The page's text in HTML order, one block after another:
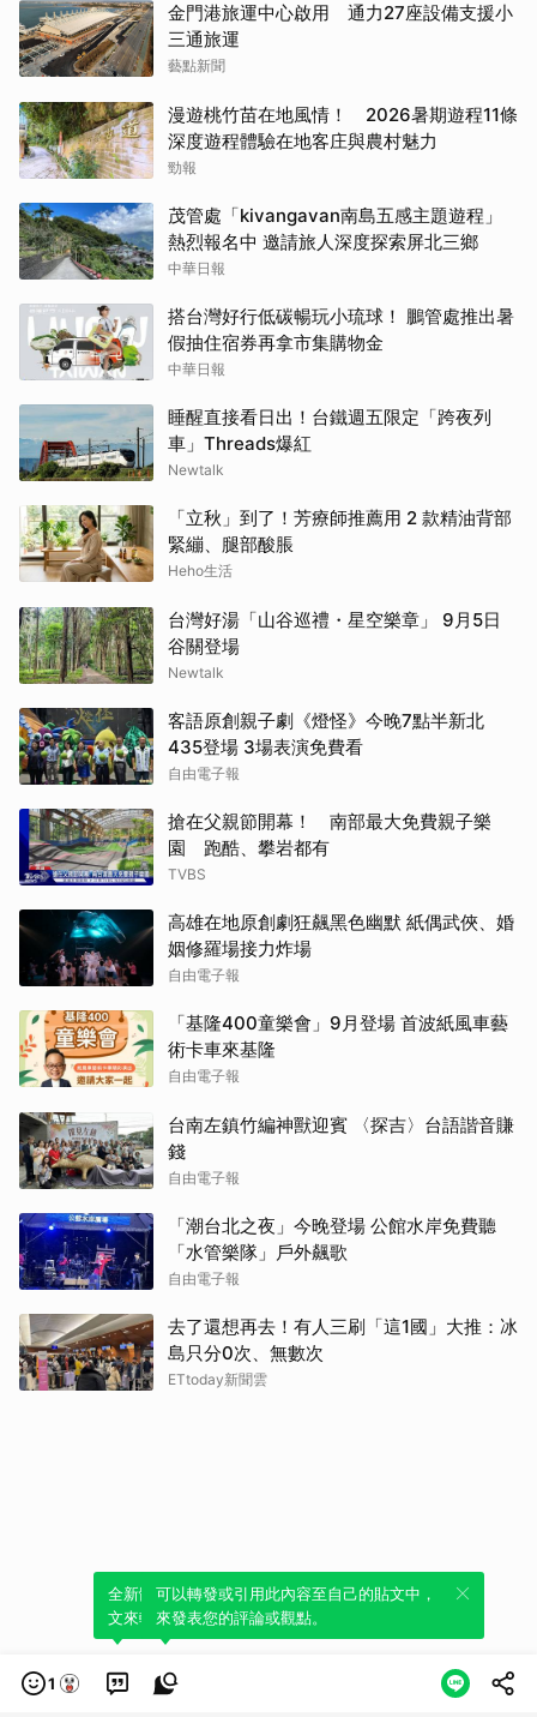
金門港旅運中心啟用 通力27座設備支援小
三通旅運
藝點新聞
漫遊桃竹苗在地風情！ 2026暑期遊程11條
深度遊程體驗在地客庄與農村魅力
勁報
茂管處「kivangavan南島五感主題遊程」
熱烈報名中 邀請旅人深度探索屏北三鄉
中華日報
搭台灣好行低碳暢玩小琉球！ 鵬管處推出暑
假抽住宿券再拿市集購物金
中華日報
睡醒直接看日出！台鐵週五限定「跨夜列
車」Threads爆紅
Newtalk
「立秋」到了！芳療師推薦用 2 款精油背部
緊繃、腿部酸脹
Heho生活
台灣好湯「山谷巡禮・星空樂章」 9月5日
谷關登場
Newtalk
客語原創親子劇《燈怪》今晚7點半新北
435登場 3場表演免費看
自由電子報
搶在父親節開幕！ 南部最大免費親子樂
園 跑酷、攀岩都有
TVBS
高雄在地原創劇狂飆黑色幽默 紙偶武俠、婚
姻修羅場接力炸場
自由電子報
「基隆400童樂會」9月登場 首波紙風車藝
術卡車來基隆
自由電子報
台南左鎮竹編神獸迎賓 〈探吉〉台語諧音賺
錢
自由電子報
「潮台北之夜」今晚登場 公館水岸免費聽
「水管樂隊」戶外飆歌
自由電子報
去了還想再去！有人三刷「這1國」大推：冰
島只分0次、無數次
ETtoday新聞雲
1
全新體驗！一鍵引用此內容，透過發布貼
文來輕鬆表達個人立場。
可以轉發或引用此內容至自己的貼文中，
來發表您的評論或觀點。